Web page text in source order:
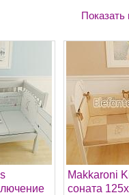
Показать
Makkaroni
соната